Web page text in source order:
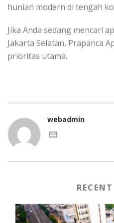
hunian modern di tengah
Jika Anda sedang mencari
Jakarta Selatan, Prapanca
prioritas utama.
webadmin